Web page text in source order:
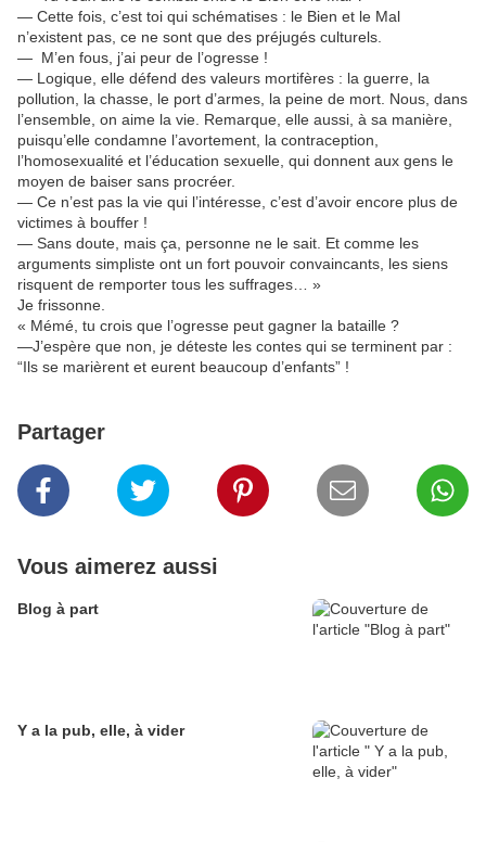
— Cette fois, c’est toi qui schématises : le Bien et le Mal
n’existent pas, ce ne sont que des préjugés culturels.
— M’en fous, j’ai peur de l’ogresse !
— Logique, elle défend des valeurs mortifères : la guerre, la
pollution, la chasse, le port d’armes, la peine de mort. Nous, dans
l’ensemble, on aime la vie. Remarque, elle aussi, à sa manière,
puisqu’elle condamne l’avortement, la contraception,
l’homosexualité et l’éducation sexuelle, qui donnent aux gens le
moyen de baiser sans procréer.
— Ce n’est pas la vie qui l’intéresse, c’est d’avoir encore plus de
victimes à bouffer !
— Sans doute, mais ça, personne ne le sait. Et comme les
arguments simpliste ont un fort pouvoir convaincants, les siens
risquent de remporter tous les suffrages… »
Je frissonne.
« Mémé, tu crois que l’ogresse peut gagner la bataille ?
—J’espère que non, je déteste les contes qui se terminent par :
“Ils se marièrent et eurent beaucoup d’enfants” !
Partager
Vous aimerez aussi
Blog à part
Y a la pub, elle, à vider